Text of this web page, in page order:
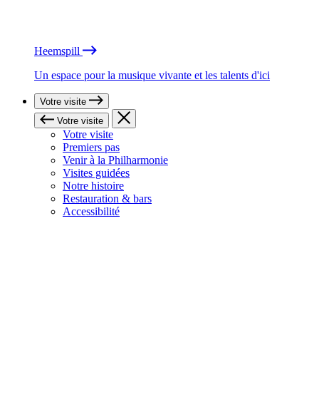
Heemspill
Un espace pour la musique vivante et les talents d'ici
Votre visite
Votre visite
Votre visite
Premiers pas
Venir à la Philharmonie
Visites guidées
Notre histoire
Restauration & bars
Accessibilité